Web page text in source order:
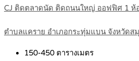
CJ ติดตลาดนัด ติดถนนใหญ่ ออฟฟิศ 1 ห้
ตำบลแคราย อำเภอกระทุ่มแบน จังหวัดส
150-450 ตารางเมตร